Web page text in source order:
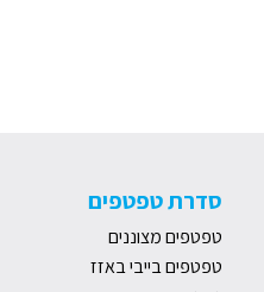
סדרת טפטפים
טפטפים מצוננים
טפטפים בייבי באזז